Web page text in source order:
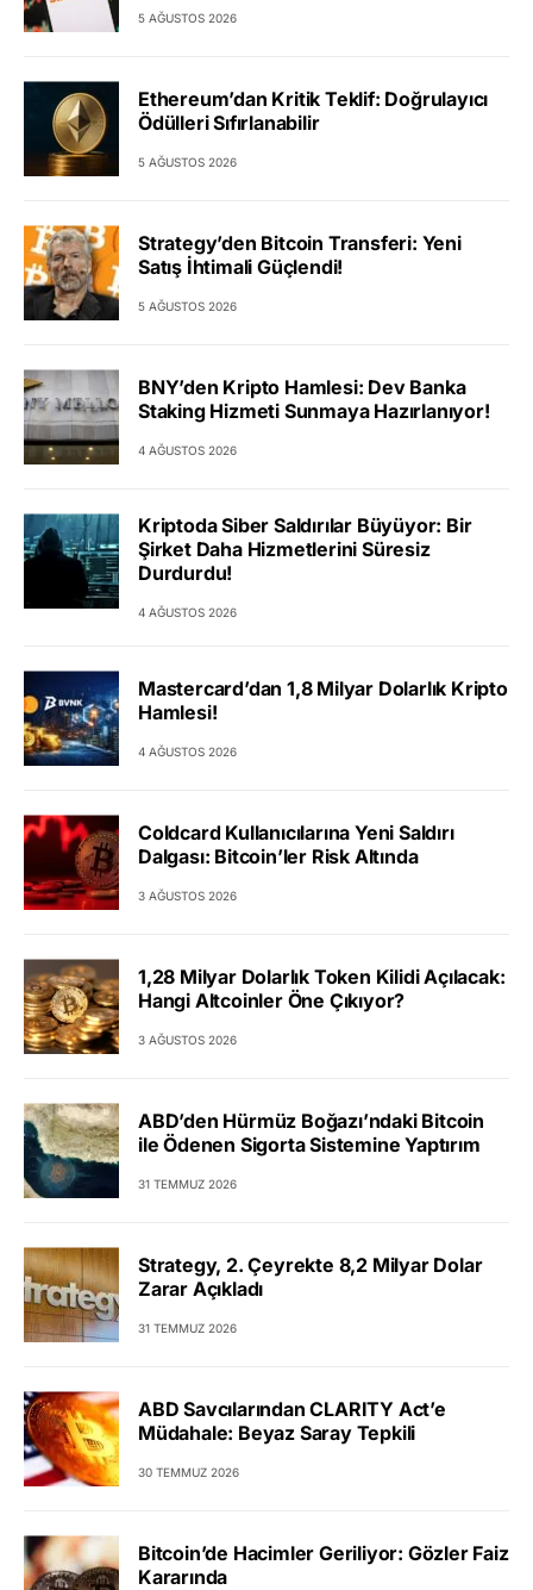
5 AĞUSTOS 2026
Ethereum’dan Kritik Teklif: Doğrulayıcı
Ödülleri Sıfırlanabilir
5 AĞUSTOS 2026
Strategy’den Bitcoin Transferi: Yeni
Satış İhtimali Güçlendi!
5 AĞUSTOS 2026
BNY’den Kripto Hamlesi: Dev Banka
Staking Hizmeti Sunmaya Hazırlanıyor!
4 AĞUSTOS 2026
Kriptoda Siber Saldırılar Büyüyor: Bir
Şirket Daha Hizmetlerini Süresiz
Durdurdu!
4 AĞUSTOS 2026
Mastercard’dan 1,8 Milyar Dolarlık Kripto
Hamlesi!
4 AĞUSTOS 2026
Coldcard Kullanıcılarına Yeni Saldırı
Dalgası: Bitcoin’ler Risk Altında
3 AĞUSTOS 2026
1,28 Milyar Dolarlık Token Kilidi Açılacak:
Hangi Altcoinler Öne Çıkıyor?
3 AĞUSTOS 2026
ABD’den Hürmüz Boğazı’ndaki Bitcoin
ile Ödenen Sigorta Sistemine Yaptırım
31 TEMMUZ 2026
Strategy, 2. Çeyrekte 8,2 Milyar Dolar
Zarar Açıkladı
31 TEMMUZ 2026
ABD Savcılarından CLARITY Act’e
Müdahale: Beyaz Saray Tepkili
30 TEMMUZ 2026
Bitcoin’de Hacimler Geriliyor: Gözler Faiz
Kararında